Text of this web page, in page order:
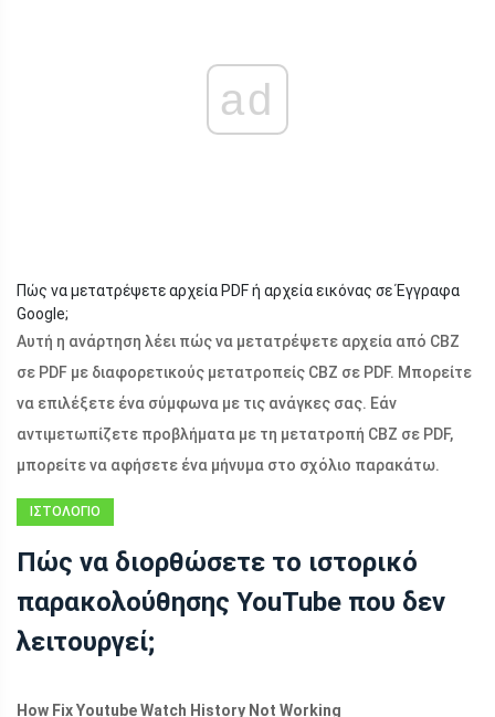
ad
Πώς να μετατρέψετε αρχεία PDF ή αρχεία εικόνας σε Έγγραφα
Google;
Αυτή η ανάρτηση λέει πώς να μετατρέψετε αρχεία από CBZ
σε PDF με διαφορετικούς μετατροπείς CBZ σε PDF. Μπορείτε
να επιλέξετε ένα σύμφωνα με τις ανάγκες σας. Εάν
αντιμετωπίζετε προβλήματα με τη μετατροπή CBZ σε PDF,
μπορείτε να αφήσετε ένα μήνυμα στο σχόλιο παρακάτω.
ΙΣΤΟΛΌΓΙΟ
Πώς να διορθώσετε το ιστορικό
παρακολούθησης YouTube που δεν
λειτουργεί;
How Fix Youtube Watch History Not Working